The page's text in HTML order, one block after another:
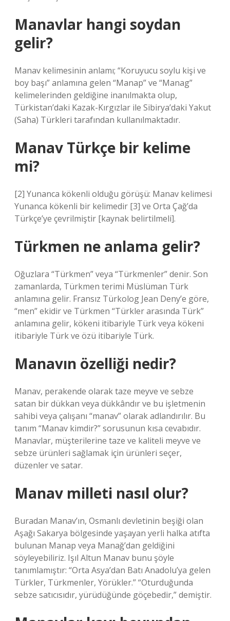
Manavlar hangi soydan
gelir?
Manav kelimesinin anlamı; “Koruyucu soylu kişi ve
boy başı” anlamına gelen “Manap” ve “Manag”
kelimelerinden geldiğine inanılmakta olup,
Türkistan’daki Kazak-Kırgızlar ile Sibirya’daki Yakut
(Saha) Türkleri tarafından kullanılmaktadır.
Manav Türkçe bir kelime
mi?
[2] Yunanca kökenli olduğu görüşü: Manav kelimesi
Yunanca kökenli bir kelimedir [3] ve Orta Çağ’da
Türkçe’ye çevrilmiştir [kaynak belirtilmeli].
Türkmen ne anlama gelir?
Oğuzlara “Türkmen” veya “Türkmenler” denir. Son
zamanlarda, Türkmen terimi Müslüman Türk
anlamına gelir. Fransız Türkolog Jean Deny’e göre,
“men” ekidir ve Türkmen “Türkler arasında Türk”
anlamına gelir, kökeni itibariyle Türk veya kökeni
itibariyle Türk ve özü itibariyle Türk.
Manavın özelliği nedir?
Manav, perakende olarak taze meyve ve sebze
satan bir dükkan veya dükkândır ve bu işletmenin
sahibi veya çalışanı “manav” olarak adlandırılır. Bu
tanım “Manav kimdir?” sorusunun kısa cevabıdır.
Manavlar, müşterilerine taze ve kaliteli meyve ve
sebze ürünleri sağlamak için ürünleri seçer,
düzenler ve satar.
Manav milleti nasıl olur?
Buradan Manav’ın, Osmanlı devletinin beşiği olan
Aşağı Sakarya bölgesinde yaşayan yerli halka atıfta
bulunan Manap veya Manağ’dan geldiğini
söyleyebiliriz. Işıl Altun Manav bunu şöyle
tanımlamıştır: “Orta Asya’dan Batı Anadolu’ya gelen
Türkler, Türkmenler, Yörükler.” “Oturduğunda
sebze satıcısıdır, yürüdüğünde göçebedir,” demiştir.